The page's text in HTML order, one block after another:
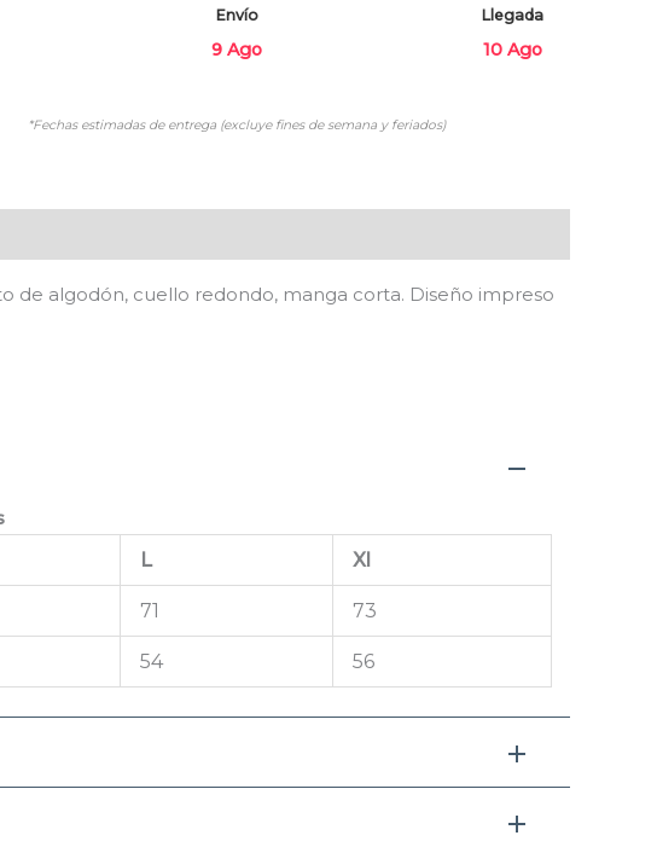
Envío
9 Ago
Llegada
10 Ago
*Fechas estimadas de entrega (excluye fines de semana y feriados)
de algodón, cuello redondo, manga corta. Diseño impreso
L Xl
71 73
54 56